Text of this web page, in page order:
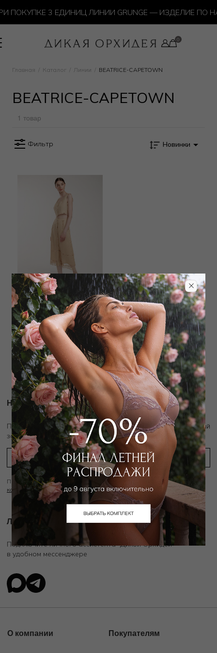
ПОКУПКЕ 3 ЕДИНИЦ ЛИНИИ GRUNGE — ИЗДЕЛИЕ ПО
Главная Каталог Линии BEATRICE-CAPETOWN
BEATRICE-CAPETOWN
1 товар
Фильтр Новинки
BEATRICE
Юбка
3 825₽ 18 000₽
Новости и акции
Подпишитесь на рассылку и получитескидку 10%на первый
заказ
Подписываясь на рассылку вы соглашаетесь с условиямиПолитики
конфиденциальности
Личный ассистент.
Подключите личного ассистента "Дикой Орхидеи"
в удобном мессенджере
О компании Покупателям